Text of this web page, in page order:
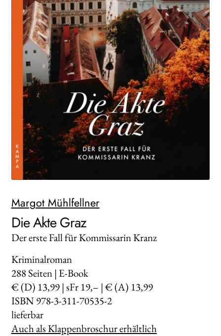
WEITERE VERLAGE
Search:
Margot Mühlfellner
Die Akte Graz
Der erste Fall für Kommissarin Kranz
Kriminalroman
288Seiten | E-Book
€ (D) 13,99 | sFr 19,– | € (A) 13,99
ISBN 978-3-311-70535-2
lieferbar
Auch als Klappenbroschur erhältlich